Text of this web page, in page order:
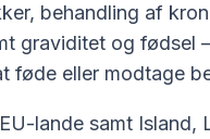
behandling af
graviditet og fødsel
føde eller modtage
lande samt Island,